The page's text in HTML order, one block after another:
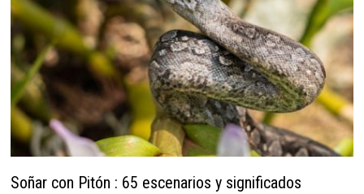
Soñar con Pitón : 65 escenarios y significados